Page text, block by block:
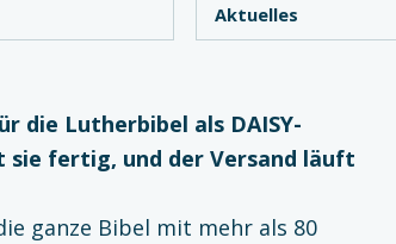
Aktuelles
die Lutherbibel als DAISY-
fertig, und der Versand läuft
ganze Bibel mit mehr als 80